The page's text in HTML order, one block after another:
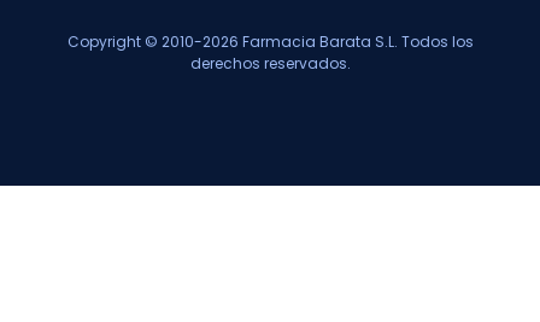
Copyright © 2010-2026 Farmacia Barata S.L. Todos los
derechos reservados.